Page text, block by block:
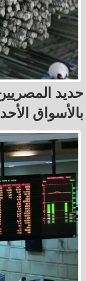
بالأسواق الأحد 9-8-2026